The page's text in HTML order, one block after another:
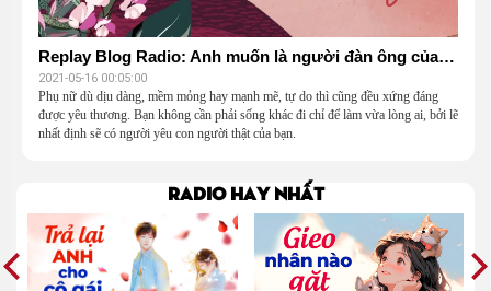
Replay Blog Radio: Anh muốn là người đàn ông của đời em
2021-05-16 00:05:00
Phụ nữ dù dịu dàng, mềm mỏng hay mạnh mẽ, tự do thì cũng đều xứng đáng
được yêu thương. Bạn không cần phải sống khác đi chỉ để làm vừa lòng ai, bởi lẽ
nhất định sẽ có người yêu con người thật của bạn.
Radio hay nhất